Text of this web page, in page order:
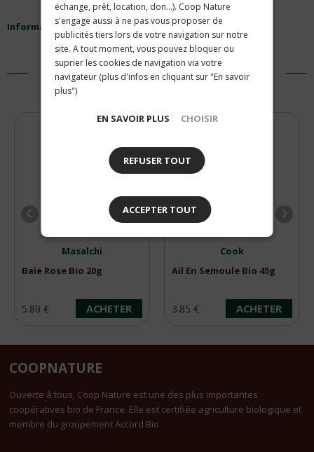
Informations nutritionnelles
PRODUITS SIMILAIRES
Masalchi
Baie Rose Bio 20g
5.80 € ACHETER
Cook
Ail En Semoule Bio 45g
3.85 € ACHETER
COOPNATURE
Ouverte à tous, Coop Nature est une des plus importantes
coopératives bio de France. Elle est certifiée agriculture biologique et
membre du groupement Accord Bio
échange, prêt, location, don...). Coop Nature
s'engage aussi à ne pas vous proposer de
publicités tiers lors de votre navigation sur notre
site. A tout moment, vous pouvez bloquer ou
suprier les cookies de navigation via votre
navigateur (plus d'infos en cliquant sur "En savoir
plus")
EN SAVOIR PLUS CHOISIR
REFUSER TOUT
ACCEPTER TOUT